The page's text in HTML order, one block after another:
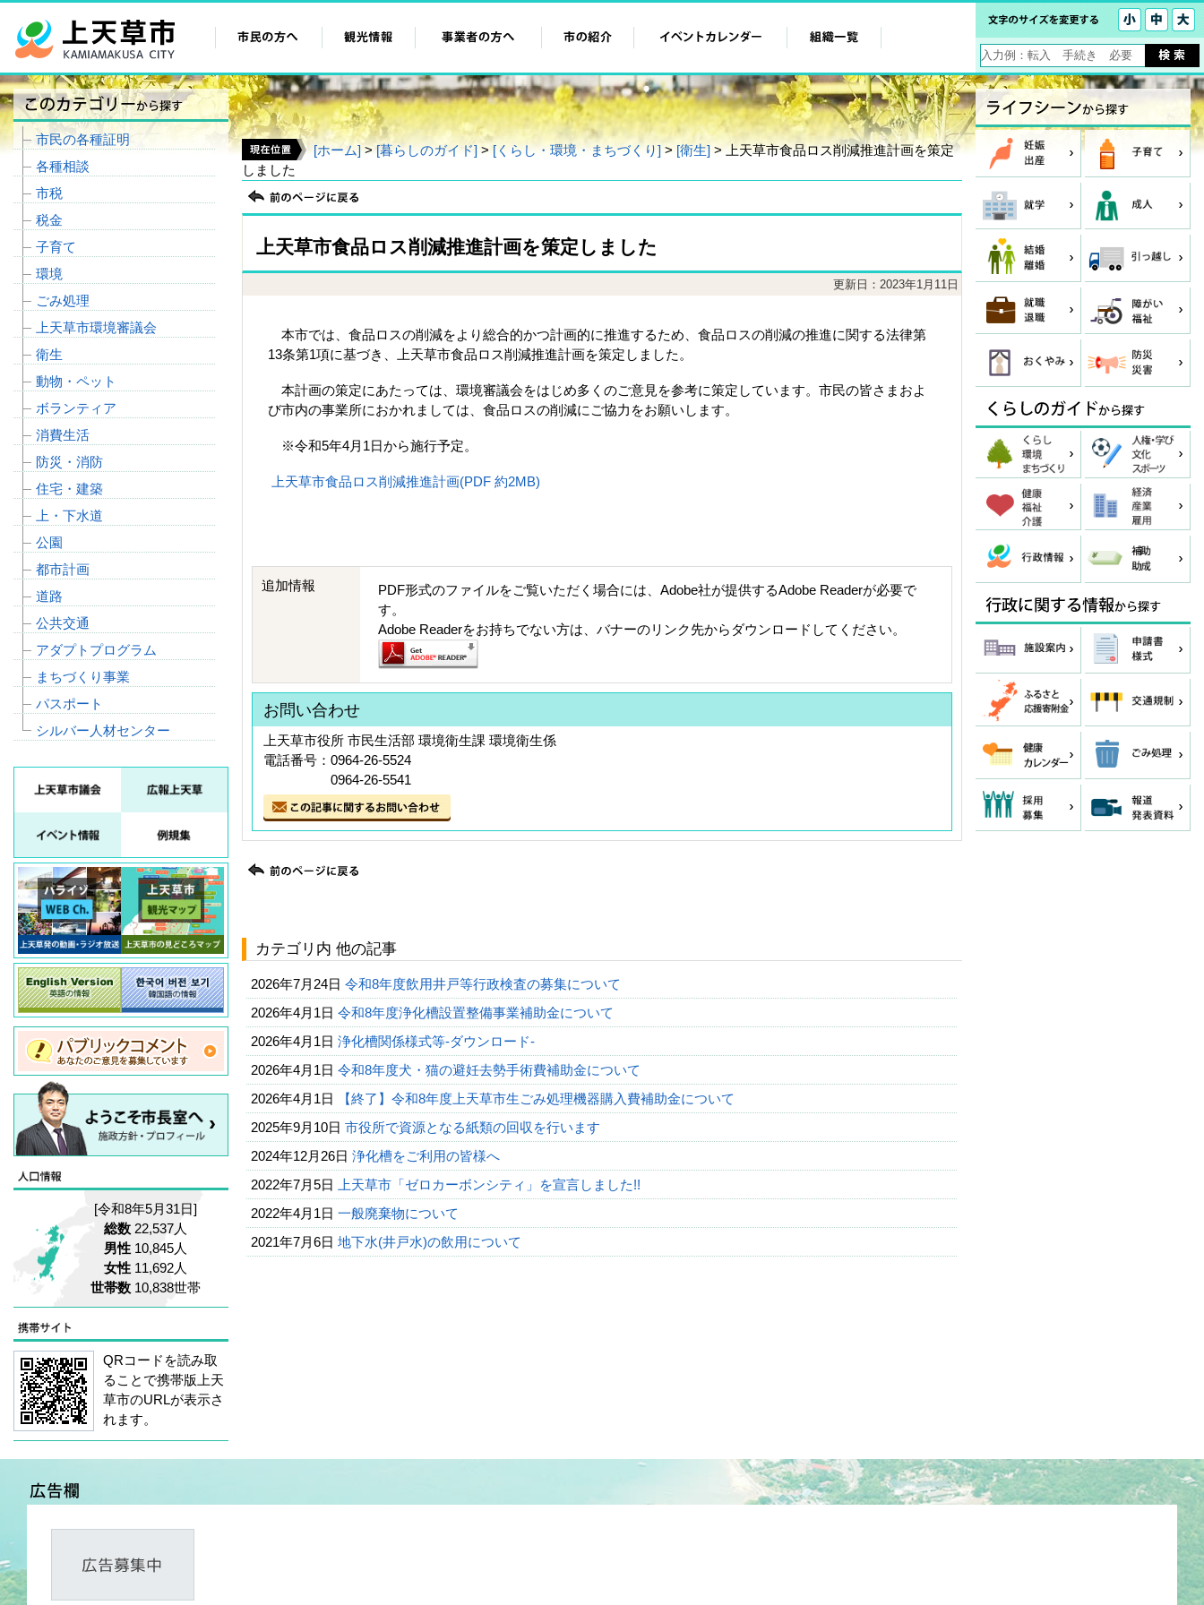
[ホーム]>[暮らしのガイド] >[くらし・環境・まちづくり]>[衛生]> 上天草市食品ロス削減推進計画を策定
しました
上天草市食品ロス削減推進計画を策定しました
更新日：2023年1月11日
本市では、食品ロスの削減をより総合的かつ計画的に推進するため、食品ロスの削減の推進に関する法律第
13条第1項に基づき、上天草市食品ロス削減推進計画を策定しました。
本計画の策定にあたっては、環境審議会をはじめ多くのご意見を参考に策定しています。市民の皆さまおよ
び市内の事業所におかれましては、食品ロスの削減にご協力をお願いします。
※令和5年4月1日から施行予定。
上天草市食品ロス削減推進計画(PDF 約2MB)
追加情報
PDF形式のファイルをご覧いただく場合には、Adobe社が提供するAdobe Readerが必要で
す。
Adobe Readerをお持ちでない方は、バナーのリンク先からダウンロードしてください。
お問い合わせ
上天草市役所 市民生活部 環境衛生課 環境衛生係
電話番号：0964-26-5524
0964-26-5541
カテゴリ内 他の記事
2026年7月24日 令和8年度飲用井戸等行政検査の募集について
2026年4月1日 令和8年度浄化槽設置整備事業補助金について
2026年4月1日 浄化槽関係様式等-ダウンロード-
2026年4月1日 令和8年度犬・猫の避妊去勢手術費補助金について
2026年4月1日
【終了】令和8年度上天草市生ごみ処理機器購入費補助金について
2025年9月10日 市役所で資源となる紙類の回収を行います
2024年12月26日 浄化槽をご利用の皆様へ
2022年7月5日
上天草市「ゼロカーボンシティ」を宣言しました!!
2022年4月1日 一般廃棄物について
2021年7月6日 地下水(井戸水)の飲用について
市民の各種証明
各種相談
市税
税金
子育て
環境
ごみ処理
上天草市環境審議会
衛生
動物・ペット
ボランティア
消費生活
防災・消防
住宅・建築
上・下水道
公園
都市計画
道路
公共交通
アダプトプログラム
まちづくり事業
パスポート
シルバー人材センター
[令和8年5月31日]
総数 22,537人
男性 10,845人
女性 11,692人
世帯数 10,838世帯
QRコードを読み取
ることで携帯版上天
草市のURLが表示さ
れます。